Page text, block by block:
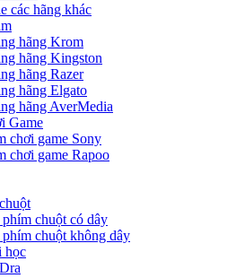
các hãng khác
hãng Krom
hãng Kingston
hãng Razer
hãng Elgato
hãng AverMedia
Game
chơi game Sony
chơi game Rapoo
chuột có dây
chuột không dây
học